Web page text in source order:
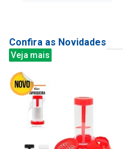
Confira as Novidades
Veja mais